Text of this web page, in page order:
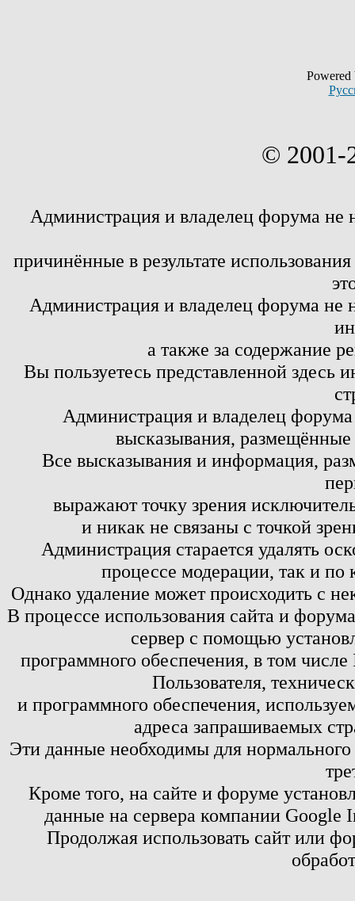
© 2001-
Администрация и владелец форума не
причинённые в результате
Администрация и владелец форума не
а также за содержание
Вы пользуетесь представленной здесь
Администрация и владелец
высказывания,
Все высказывания и информация,
выражают точку зрения
и никак не связаны с точкой
Администрация старается удалять
процессе модерации, так и по
Однако удаление может происходить с
В процессе использования сайта и
сервер с помощью
программного обеспечения, в том
Пользователя,
и программного обеспечения,
адреса запрашиваемых
Эти данные необходимы для
Кроме того, на сайте и форуме
данные на сервера компании
Продолжая использовать сайт или